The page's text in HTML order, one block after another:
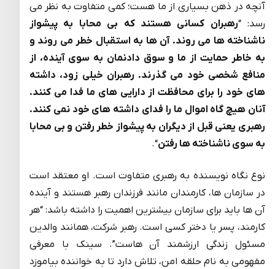
آنچه در ذهن بسیاری از ما هست؛ کمی متفاوت به نظر می
رسد: “رهبران کسانی هستند که بی محابا به پیشواز
ناشناخته ها می روند. آن ها به استقبال خطر می روند و
به خاطر حمایت از ما و سوق دادنمان به سوی آینده، از
منافع شخصی خود می گذرند. رهبران خیلی زود، داشته
های خود را برای محافظت از دارایی های ما فدا می کنند.
آنان هیچ گاه اموال ما را فدای داشته های خود نمی کنند.
رهبری یعنی قبل از دیگران به پیشواز خطر رفتن و بی محابا
به سوی ناشناخته ها رفتن“.
نوع نگاه نویسنده به رهبری متفاوت است. او معتقد است
در سازمان ها، کارمندان مانند فرزندان رهبر هستند و آینده
آن ها باید برای سازمان بیشترین اهمیت را داشته باشد: “هر
کارمند، پسر یا دختر کسی است. رهبر شرکت، همانند والدین
مسئول زندگی ارزشمند آن هاست”. سینک با معرفی
مفهومی به نام حلقه امن، تلاش دارد تا به خواننده بیاموزد